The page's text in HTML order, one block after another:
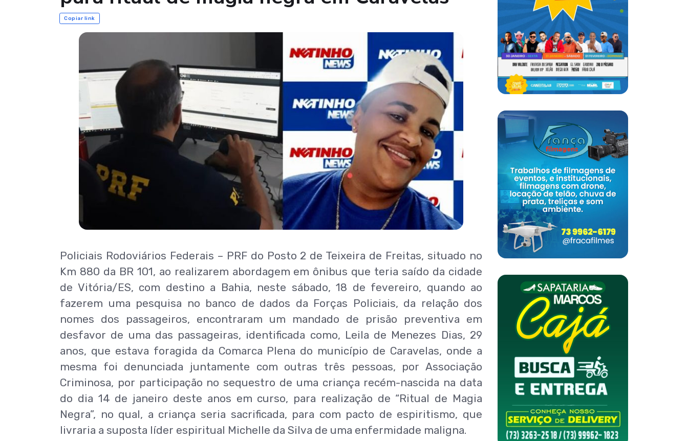
Copiar link
Policiais Rodoviários Federais – PRF do Posto 2 de Teixeira de Freitas, situado no
Km 880 da BR 101, ao realizarem abordagem em ônibus que teria saído da cidade
de Vitória/ES, com destino a Bahia, neste sábado, 18 de fevereiro, quando ao
fazerem uma pesquisa no banco de dados da Forças Policiais, da relação dos
nomes dos passageiros, encontraram um mandado de prisão preventiva em
desfavor de uma das passageiras, identificada como, Leila de Menezes Dias, 29
anos, que estava foragida da Comarca Plena do município de Caravelas, onde a
mesma foi denunciada juntamente com outras três pessoas, por Associação
Criminosa, por participação no sequestro de uma criança recém-nascida na data
do dia 14 de janeiro deste anos em curso, para realização de “Ritual de Magia
Negra”, no qual, a criança seria sacrificada, para com pacto de espiritismo, que
livraria a suposta líder espiritual Michelle da Silva de uma enfermidade maligna.